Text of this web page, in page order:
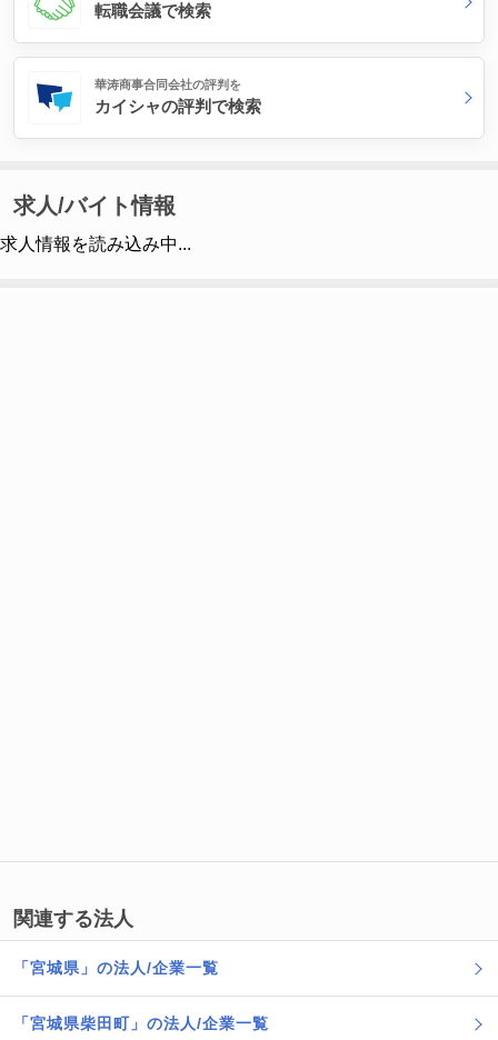
転職会議で検索
華涛商事合同会社の評判を
カイシャの評判で検索
求人/バイト情報
求人情報を読み込み中...
関連する法人
「宮城県」の法人/企業一覧
「宮城県柴田町」の法人/企業一覧